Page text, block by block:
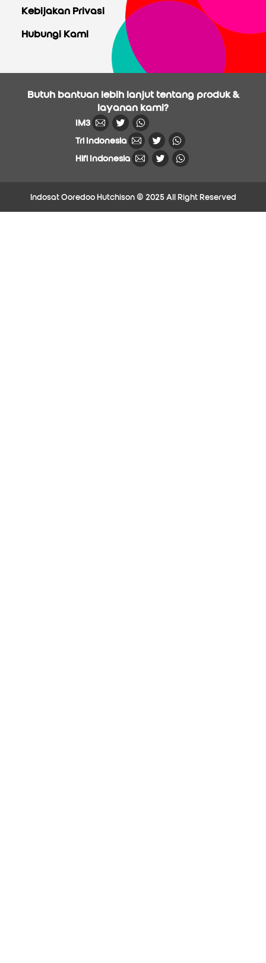
Kebijakan Privasi
Hubungi Kami
Butuh bantuan lebih lanjut tentang produk &
layanan kami?
IM3
Tri Indonesia
Hifi Indonesia
Indosat Ooredoo Hutchison © 2025 All Right Reserved